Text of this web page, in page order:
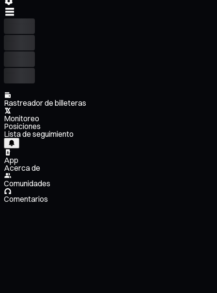
Rastreador de billeteras
Monitoreo
Posiciones
Lista de seguimiento
App
Acerca de
Comunidades
Comentarios